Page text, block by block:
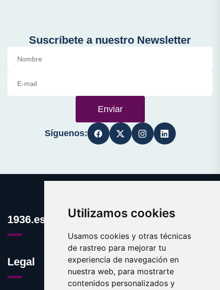
Utilizamos cookies
Usamos cookies y otras técnicas
de rastreo para mejorar tu
experiencia de navegación en
nuestra web, para mostrarte
contenidos personalizados y
Suscríbete a nuestro Newsletter
Enviar
Síguenos:
1936.es
Legal